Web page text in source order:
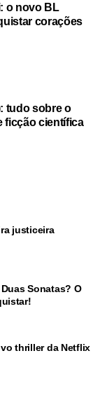
o novo BL
corações
tudo sobre o
ficção científica
justiceira
Sonatas? O
thriller da Netflix